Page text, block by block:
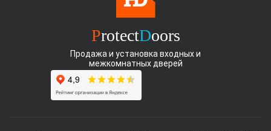
ProtectDoors
Продажа и установка входных и
межкомнатных дверей